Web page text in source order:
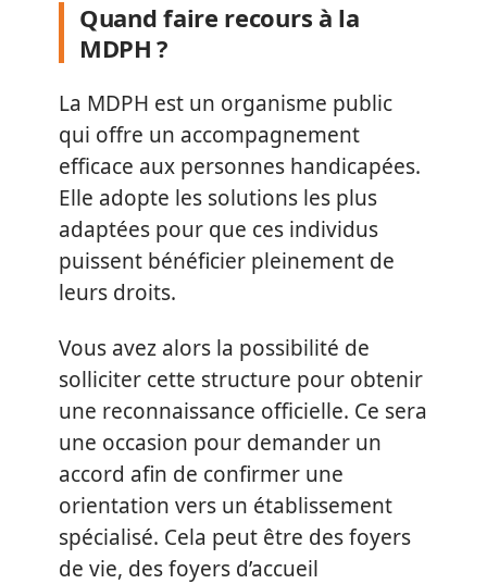
Quand faire recours à la
MDPH ?
La MDPH est un organisme public
qui offre un accompagnement
efficace aux personnes handicapées.
Elle adopte les solutions les plus
adaptées pour que ces individus
puissent bénéficier pleinement de
leurs droits.
Vous avez alors la possibilité de
solliciter cette structure pour obtenir
une reconnaissance officielle. Ce sera
une occasion pour demander un
accord afin de confirmer une
orientation vers un établissement
spécialisé. Cela peut être des foyers
de vie, des foyers d’accueil